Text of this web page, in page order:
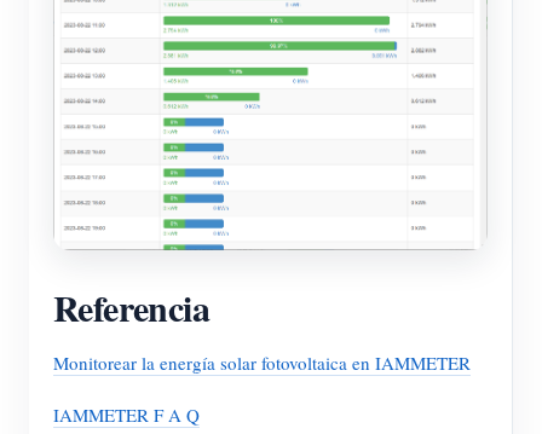
Referencia
Monitorear la energía solar fotovoltaica en IAMMETER
IAMMETER F A Q